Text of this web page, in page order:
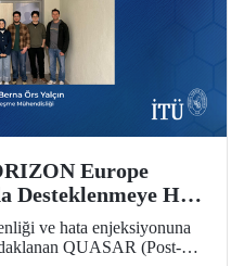
Europe
Desteklenmeye Hak
ve hata enjeksiyonuna
QUASAR (Post-